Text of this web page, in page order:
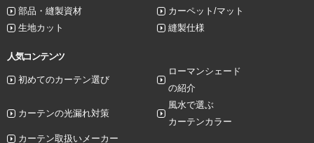
部品・縫製資材
カーペット/マット
生地カット
縫製仕様
人気コンテンツ
初めてのカーテン選び
ローマンシェード
の紹介
カーテンの光漏れ対策
風水で選ぶ
カーテンカラー
カーテン取扱いメーカー